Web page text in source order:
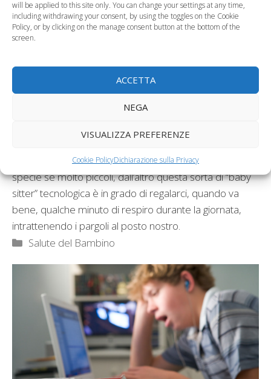
will be applied to this site only. You can change your settings at any time,
including withdrawing your consent, by using the toggles on the Cookie
Policy, or by clicking on the manage consent button at the bottom of the
screen.
ACCETTA
NEGA
VISUALIZZA PREFERENZE
Cookie PolicyDichiarazione sulla Privacy
: un rapporto controverso, di
televisioneè deleterio per i bambini,
specie se molto piccoli, dall’altro questa sorta di “baby
sitter” tecnologica è in grado di regalarci, quando va
bene, qualche minuto di respiro durante la giornata,
intrattenendo i pargoli al posto nostro.
Categorie
Salute del Bambino